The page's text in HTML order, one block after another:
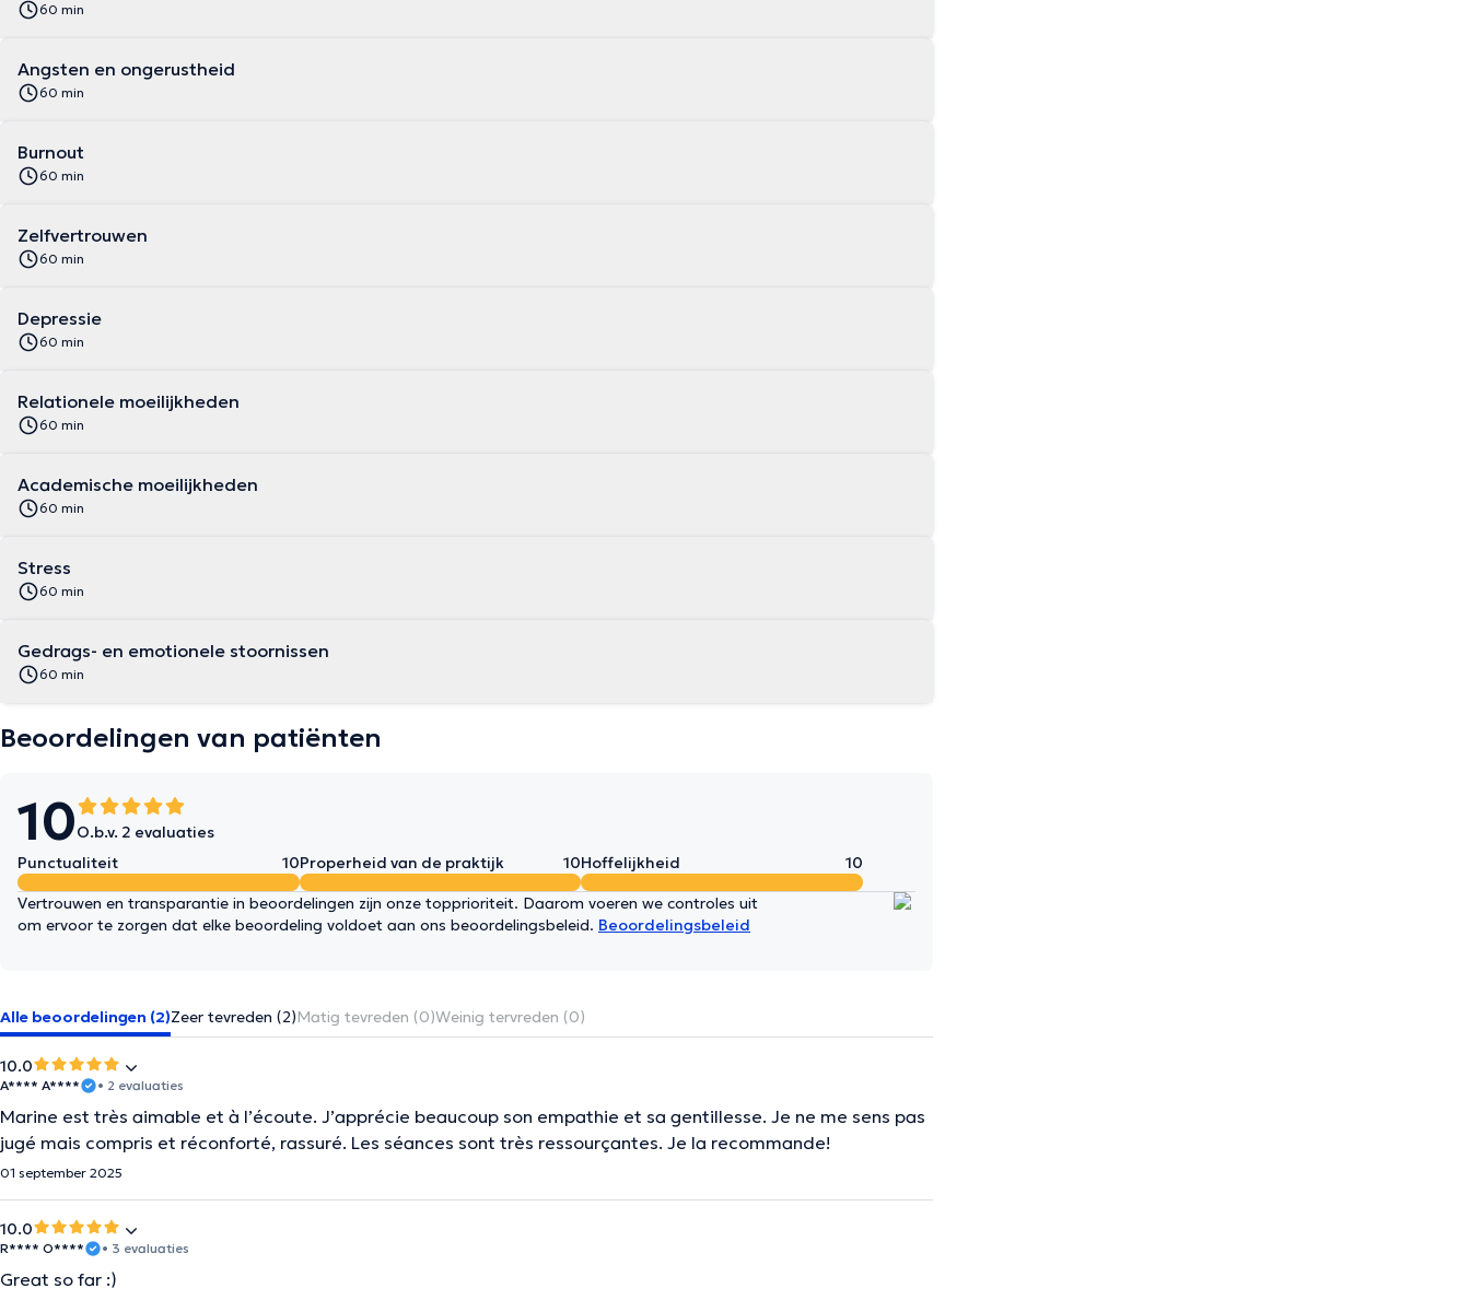
60 min
Angsten en ongerustheid
60 min
Burnout
60 min
Zelfvertrouwen
60 min
Depressie
60 min
Relationele moeilijkheden
60 min
Academische moeilijkheden
60 min
Stress
60 min
Gedrags- en emotionele stoornissen
60 min
Beoordelingen van patiënten
10O.b.v. 2 evaluaties
Punctualiteit
10Properheid van de praktijk 10Hoffelijkheid 10
Vertrouwen en transparantie in beoordelingen zijn onze topprioriteit. Daarom voeren we controles uit
om ervoor te zorgen dat elke beoordeling voldoet aan ons beoordelingsbeleid. Beoordelingsbeleid
Alle beoordelingen (2)Zeer tevreden (2)Matig tevreden (0)Weinig tervreden (0)
10.0
A**** A**** • 2 evaluaties
Marine est très aimable et à l’écoute. J’apprécie beaucoup son empathie et sa gentillesse. Je ne me sens pas
jugé mais compris et réconforté, rassuré. Les séances sont très ressourçantes. Je la recommande!
01 september 2025
10.0
R**** O**** • 3 evaluaties
Great so far :)